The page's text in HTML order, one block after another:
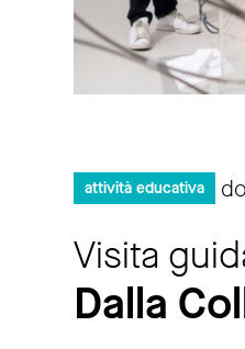
attività educativa
Visita
Dalla